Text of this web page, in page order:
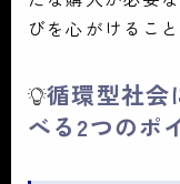
びを心がけるこ
循環型社会
べる2つのポ